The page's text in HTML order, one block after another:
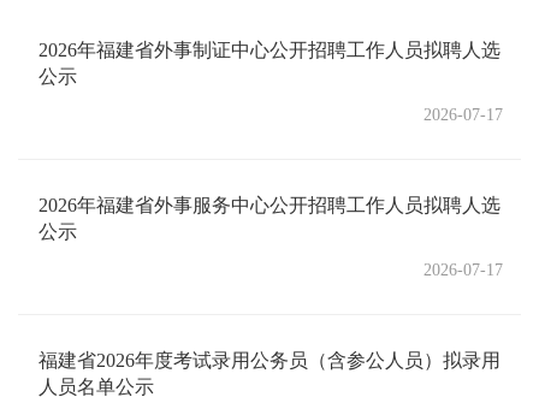
2026年福建省外事制证中心公开招聘工作人员拟聘人选
公示
2026-07-17
2026年福建省外事服务中心公开招聘工作人员拟聘人选
公示
2026-07-17
福建省2026年度考试录用公务员（含参公人员）拟录用
人员名单公示